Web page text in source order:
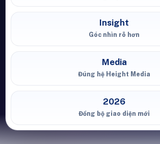
Insight
Góc nhìn rõ hơn
Media
Đúng hệ Height Media
2026
Đồng bộ giao diện mới